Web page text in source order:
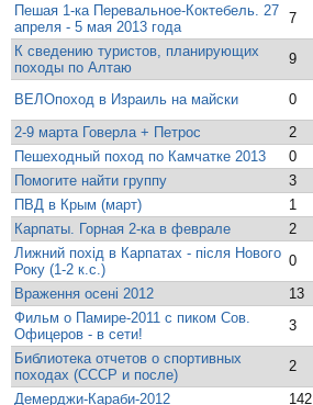
Пешая 1-ка Перевальное-Коктебель. 27
апреля - 5 мая 2013 года
7
К сведению туристов, планирующих
походы по Алтаю
9
ВЕЛОпоход в Израиль на майски 0
2-9 марта Говерла + Петрос
2
Пешеходный поход по Камчатке 2013
0
Помогите найти группу
3
ПВД в Крым (март)
1
Карпаты. Горная 2-ка в феврале
2
Лижний похід в Карпатах - після Нового
Року (1-2 к.с.)
0
Враження осені 2012
13
Фильм о Памире-2011 с пиком Сов.
Офицеров - в сети!
3
Библиотека отчетов о спортивных
походах (СССР и после)
2
Демерджи-Караби-2012
142